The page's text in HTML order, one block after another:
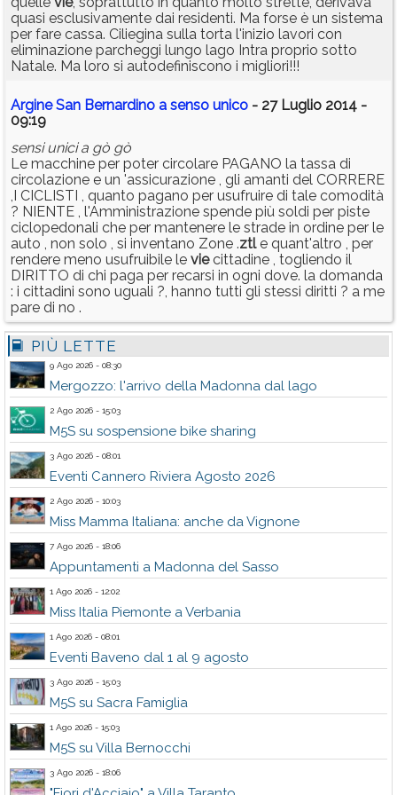
quasi esclusivamente dai residenti. Ma forse è un sistema
per fare cassa. Ciliegina sulla torta l'inizio lavori con
eliminazione parcheggi lungo lago Intra proprio sotto
Natale. Ma loro si autodefiniscono i migliori!!!
Argine San Bernardino a senso unico - 27 Luglio 2014 -
09:19
sensi unici a gò gò
Le macchine per poter circolare PAGANO la tassa di
circolazione e un 'assicurazione , gli amanti del CORRERE
,I CICLISTI , quanto pagano per usufruire di tale comodità
? NIENTE , l'Amministrazione spende più soldi per piste
ciclopedonali che per mantenere le strade in ordine per le
auto , non solo , si inventano Zone .ztle quant'altro , per
rendere meno usufruibile le viecittadine , togliendo il
DIRITTO di chi paga per recarsi in ogni dove. la domanda
: i cittadini sono uguali ?, hanno tutti gli stessi diritti ? a me
pare di no .
PIÙ LETTE
9 Ago 2026 - 08:30
Mergozzo: l'arrivo della Madonna dal lago
2 Ago 2026 - 15:03
M5S su sospensione bike sharing
3 Ago 2026 - 08:01
Eventi Cannero Riviera Agosto 2026
2 Ago 2026 - 10:03
Miss Mamma Italiana: anche da Vignone
7 Ago 2026 - 18:06
Appuntamenti a Madonna del Sasso
1 Ago 2026 - 12:02
Miss Italia Piemonte a Verbania
1 Ago 2026 - 08:01
Eventi Baveno dal 1 al 9 agosto
3 Ago 2026 - 15:03
M5S su Sacra Famiglia
1 Ago 2026 - 15:03
M5S su Villa Bernocchi
3 Ago 2026 - 18:06